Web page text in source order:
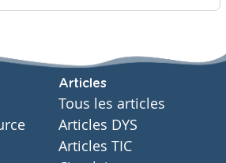
Articles
Tous les articles
Articles DYS
Articles TIC